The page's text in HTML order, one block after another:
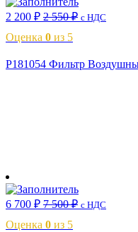
2 200 ₽ 2 550₽ с НДС
Оценка 0 из 5
P181054 Фильтр
6 700 ₽ 7 500₽ с НДС
Оценка 0 из 5